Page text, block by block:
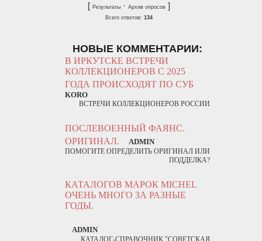
[ Результаты· Архив опросов]
Всего ответов: 134
НОВЫЕ КОММЕНТАРИИ:
В ИРКУТСКЕ ВСТРЕЧИ
КОЛЛЕКЦИОНЕРОВ С 2025
ГОДА ПРОИСХОДЯТ ПО СУБ
KORO
ВСТРЕЧИ КОЛЛЕКЦИОНЕРОВ РОССИИ
ПОСЛЕВОЕННЫЙ ФАЯНС.
ОРИГИНАЛ.
ADMIN
ПОМОГИТЕ ОПРЕДЕЛИТЬ ОРИГИНАЛ ИЛИ
ПОДДЕЛКА?
КАТАЛОГОВ МАРОК MICHEL
ОЧЕНЬ МНОГО ЗА РАЗНЫЕ
ГОДЫ.
ADMIN
КАТАЛОГ-СПРАВОЧНИК "СОВЕТСКАЯ